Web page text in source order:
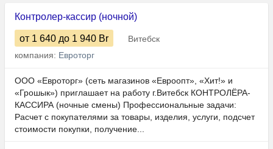
Контролер-кассир (ночной)
от 1 640 до 1 940 Br
Витебск
компания: Евроторг
ООО «Евроторг» (сеть магазинов «Евроопт», «Хит!» и
«Грошык») приглашает на работу г.Витебск КОНТРОЛЁРА-
КАССИРА (ночные смены) Профессиональные задачи:
Расчет с покупателями за товары, изделия, услуги, подсчет
стоимости покупки, получение...